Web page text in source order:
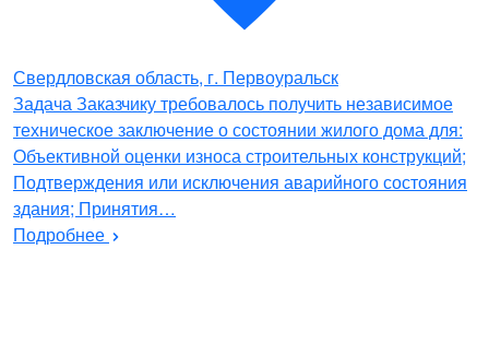
Свердловская область, г. Первоуральск
Задача Заказчику требовалось получить независимое
техническое заключение о состоянии жилого дома для:
Объективной оценки износа строительных конструкций;
Подтверждения или исключения аварийного состояния
здания; Принятия…
Подробнее